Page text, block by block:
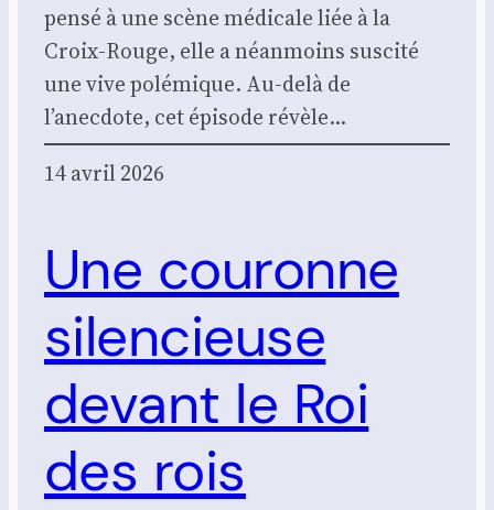
pen­sé à une scène médi­cale liée à la
Croix-Rouge, elle a néan­moins sus­ci­té
une vive polé­mique. Au-delà de
l’anecdote, cet épi­sode révèle…
14 avril 2026
Une couronne
silencieuse
devant le Roi
des rois